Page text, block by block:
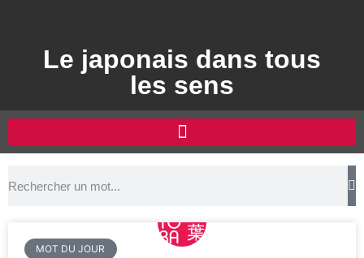
Le japonais dans tous
les sens
MOT DU JOUR